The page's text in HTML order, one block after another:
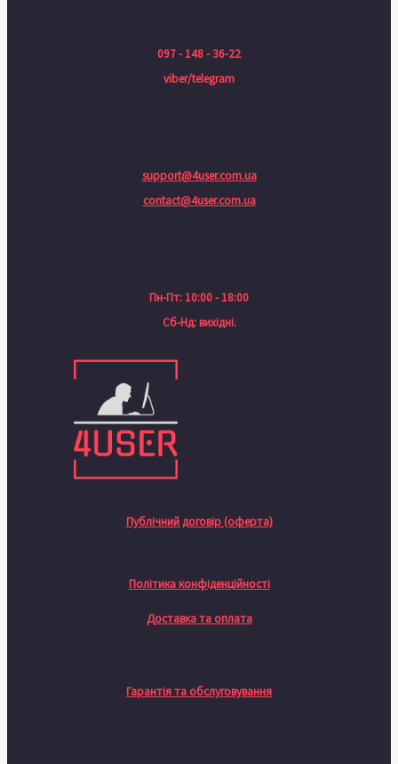
097 - 148 - 36-22
viber/telegram
support@4user.com.ua
contact@4user.com.ua
Пн-Пт: 10:00 - 18:00
Сб-Нд: вихідні.
Публічний договір (оферта)
Політика конфіденційності
Доставка та оплата
Гарантія та обслуговування